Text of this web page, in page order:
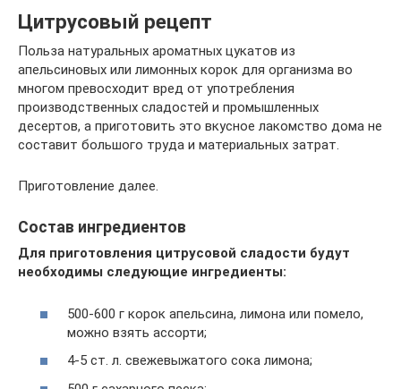
Цитрусовый рецепт
Польза натуральных ароматных цукатов из
апельсиновых или лимонных корок для организма во
многом превосходит вред от употребления
производственных сладостей и промышленных
десертов, а приготовить это вкусное лакомство дома не
составит большого труда и материальных затрат.
Приготовление далее.
Состав ингредиентов
Для приготовления цитрусовой сладости будут
необходимы следующие ингредиенты:
500-600 г корок апельсина, лимона или помело,
можно взять ассорти;
4-5 ст. л. свежевыжатого сока лимона;